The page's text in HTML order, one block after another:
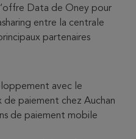
Data de Oney pour
entre la centrale
partenaires
avec le
paiement chez Auchan
de paiement mobile